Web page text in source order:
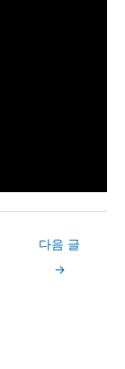
다음 글
→